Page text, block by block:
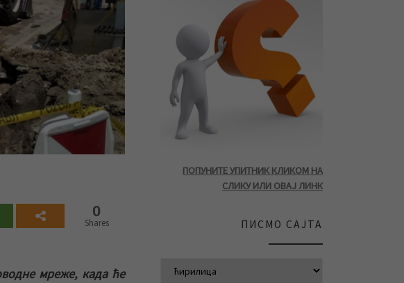
0
Shares
мреже, када ће
ПОПУНИТЕ УПИТНИК КЛИКОМ НА
СЛИКУ ИЛИ ОВАЈ ЛИНК
ПИСМО САЈТА